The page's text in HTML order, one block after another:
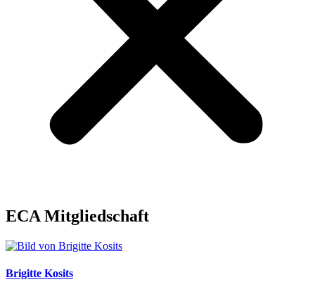
ECA Mitgliedschaft
Brigitte Kosits